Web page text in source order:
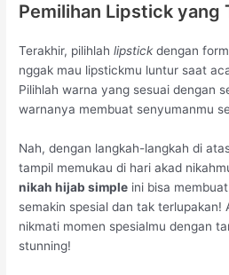
Pemilihan Lipstick yang
Terakhir, pilihlahlipstickdengan
nggak mau lipstickmu luntur saat
Pilihlah warna yang sesuai dengan
warnanya membuat senyumanmu
Nah, dengan langkah-langkah di
tampil memukau di hari akad
nikah hijab simple ini bisa
semakin spesial dan tak terlupakan!
nikmati momen spesialmu dengan
stunning!